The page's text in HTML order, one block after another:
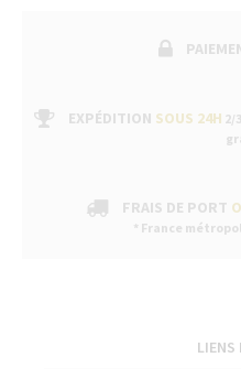
EXPÉDITION SOUS 24H 2/
FRAIS DE PORT
* France
LIENS